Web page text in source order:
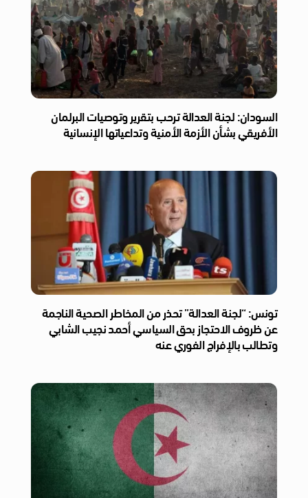
السودان: لجنة العدالة ترحب بتقرير وتوصيات البرلمان
الأفريقي بشأن الأزمة الأمنية وتداعياتها الإنسانية
تونس: “لجنة العدالة” تحذر من المخاطر الصحية الناجمة
عن ظروف الاحتجاز بحق السياسي أحمد نجيب الشابي
وتطالب بالإفراج الفوري عنه